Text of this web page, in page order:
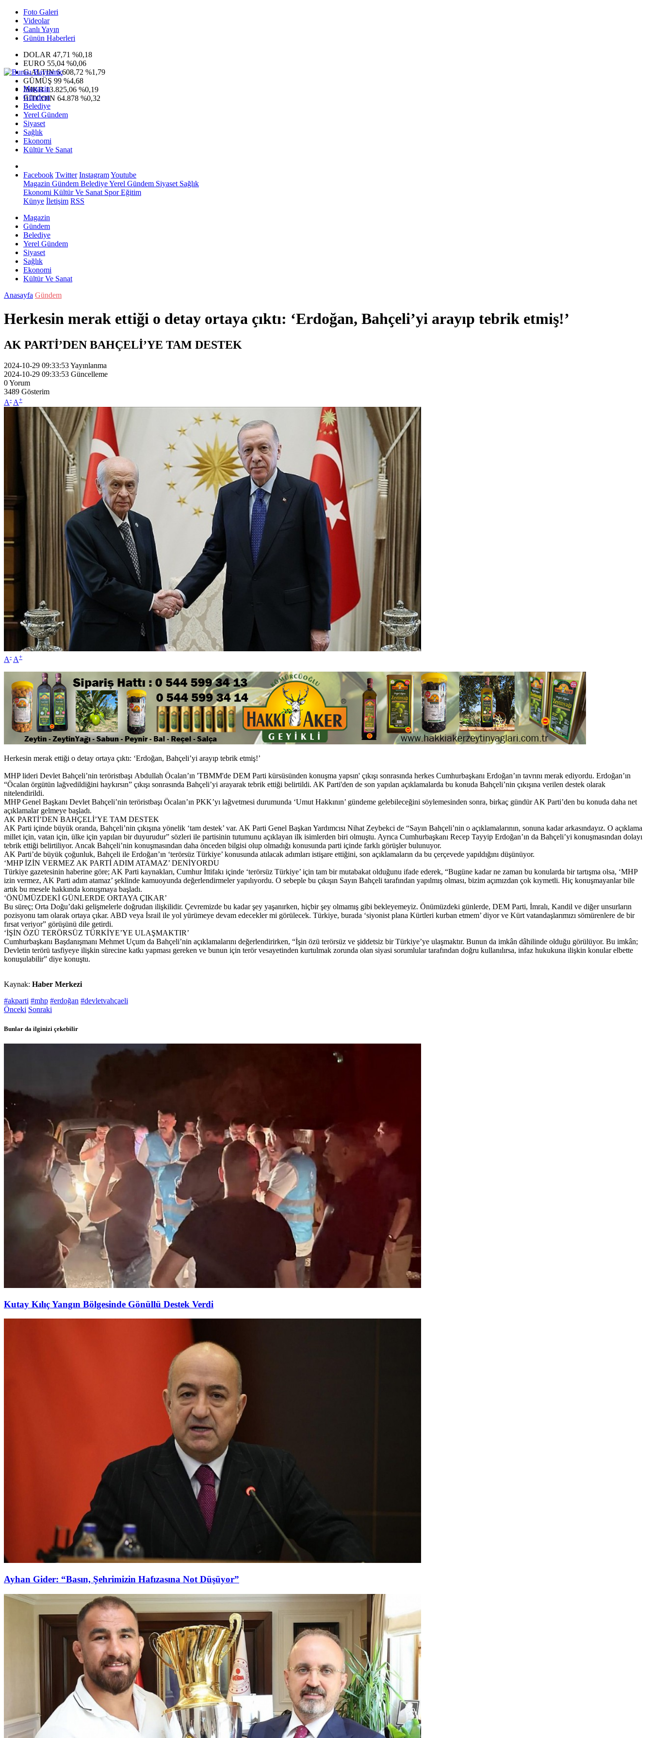
Foto Galeri
Videolar
Canlı Yayın
Günün Haberleri
DOLAR 47,71 %0,18
EURO 55,04 %0,06
G.ALTIN6.608,72 %1,79
GÜMÜŞ 99 %4,68
IMKB13.825,06 %0,19
BITCOIN 64.878 %0,32
Magazin
Gündem
Belediye
Yerel Gündem
Siyaset
Sağlık
Ekonomi
Kültür Ve Sanat
Facebook Twitter InstagramYoutube
Magazin Gündem BelediyeYerel Gündem Siyaset Sağlık
Ekonomi Kültür Ve Sanat SporEğitim
Künye İletişim RSS
Magazin
Gündem
Belediye
Yerel Gündem
Siyaset
Sağlık
Ekonomi
Kültür Ve Sanat
Anasayfa Gündem
Herkesin merak ettiği o detay ortaya çıktı: ‘Erdoğan, Bahçeli’yi arayıp tebrik etmiş!’
AK PARTİ’DEN BAHÇELİ’YE TAM DESTEK
2024-10-29 09:33:53Yayınlanma
2024-10-29 09:33:53 Güncelleme
0Yorum
3489 Gösterim
A- A+
A- A+
Herkesin merak ettiği o detay ortaya çıktı: ‘Erdoğan, Bahçeli’yi arayıp tebrik etmiş!’
MHP lideri Devlet Bahçeli’nin teröristbaşı Abdullah Öcalan’ın 'TBMM'de DEM Parti kürsüsünden konuşma yapsın' çıkışı sonrasında herkes Cumhurbaşkanı Erdoğan’ın tavrını merak ediyordu. Erdoğan’ın
“Öcalan örgütün lağvedildiğini haykırsın” çıkışı sonrasında Bahçeli’yi arayarak tebrik ettiği belirtildi. AK Parti'den de son yapılan açıklamalarda bu konuda Bahçeli’nin çıkışına verilen destek olarak
nitelendirildi.
MHP Genel Başkanı Devlet Bahçeli’nin teröristbaşı Öcalan’ın PKK’yı lağvetmesi durumunda ‘Umut Hakkının’ gündeme gelebileceğini söylemesinden sonra, birkaç gündür AK Parti’den bu konuda daha net
açıklamalar gelmeye başladı.
AK PARTİ’DEN BAHÇELİ’YE TAM DESTEK
AK Parti içinde büyük oranda, Bahçeli’nin çıkışına yönelik ‘tam destek’ var. AK Parti Genel Başkan Yardımcısı Nihat Zeybekci de “Sayın Bahçeli’nin o açıklamalarının, sonuna kadar arkasındayız. O açıklama
millet için, vatan için, ülke için yapılan bir duyurudur” sözleri ile partisinin tutumunu açıklayan ilk isimlerden biri olmuştu. Ayrıca Cumhurbaşkanı Recep Tayyip Erdoğan’ın da Bahçeli’yi konuşmasından dolayı
tebrik ettiği belirtiliyor. Ancak Bahçeli’nin konuşmasından daha önceden bilgisi olup olmadığı konusunda parti içinde farklı görüşler bulunuyor.
AK Parti’de büyük çoğunluk, Bahçeli ile Erdoğan’ın ‘terörsüz Türkiye’ konusunda atılacak adımları istişare ettiğini, son açıklamaların da bu çerçevede yapıldığını düşünüyor.
‘MHP İZİN VERMEZ AK PARTİ ADIM ATAMAZ’ DENİYORDU
Türkiye gazetesinin haberine göre; AK Parti kaynakları, Cumhur İttifakı içinde ‘terörsüz Türkiye’ için tam bir mutabakat olduğunu ifade ederek, “Bugüne kadar ne zaman bu konularda bir tartışma olsa, ‘MHP
izin vermez, AK Parti adım atamaz’ şeklinde kamuoyunda değerlendirmeler yapılıyordu. O sebeple bu çıkışın Sayın Bahçeli tarafından yapılmış olması, bizim açımızdan çok kıymetli. Hiç konuşmayanlar bile
artık bu mesele hakkında konuşmaya başladı.
‘ÖNÜMÜZDEKİ GÜNLERDE ORTAYA ÇIKAR’
Bu süreç; Orta Doğu’daki gelişmelerle doğrudan ilişkilidir. Çevremizde bu kadar şey yaşanırken, hiçbir şey olmamış gibi bekleyemeyiz. Önümüzdeki günlerde, DEM Parti, İmralı, Kandil ve diğer unsurların
pozisyonu tam olarak ortaya çıkar. ABD veya İsrail ile yol yürümeye devam edecekler mi görülecek. Türkiye, burada ‘siyonist plana Kürtleri kurban etmem’ diyor ve Kürt vatandaşlarımızı sömürenlere de bir
fırsat veriyor” görüşünü dile getirdi.
‘İŞİN ÖZÜ TERÖRSÜZ TÜRKİYE’YE ULAŞMAKTIR’
Cumhurbaşkanı Başdanışmanı Mehmet Uçum da Bahçeli’nin açıklamalarını değerlendirirken, “İşin özü terörsüz ve şiddetsiz bir Türkiye’ye ulaşmaktır. Bunun da imkân dâhilinde olduğu görülüyor. Bu imkân;
Devletin terörü tasfiyeye ilişkin sürecine katkı yapması gereken ve bunun için terör vesayetinden kurtulmak zorunda olan siyasi sorumlular tarafından doğru kullanılırsa, infaz hukukuna ilişkin konular elbette
konuşulabilir” diye konuştu.
Kaynak: Haber Merkezi
#akparti #mhp #erdoğan #devletvahçaeli
Önceki Sonraki
Bunlar da ilginizi çekebilir
Kutay Kılıç Yangın Bölgesinde Gönüllü Destek Verdi
Ayhan Gider: “Basın, Şehrimizin Hafızasına Not Düşüyor”